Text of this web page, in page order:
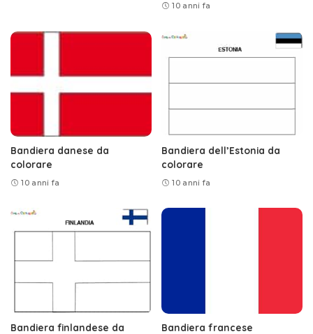
10 anni fa
Bandiera danese da
colorare
10 anni fa
Bandiera dell’Estonia da
colorare
10 anni fa
Bandiera finlandese da
Bandiera francese